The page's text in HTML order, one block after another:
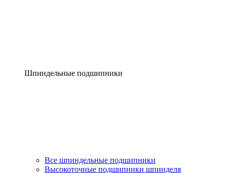
Шпиндельные подшипники
Все шпиндельные подшипники
Высокоточные подшипники шпинделя